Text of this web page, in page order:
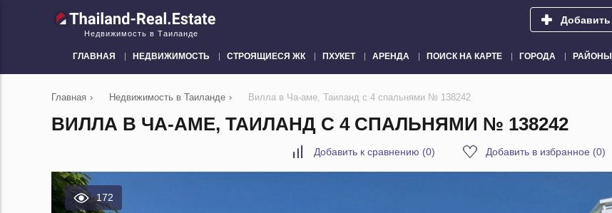
Недвижимость в Таиланде
ГЛАВНАЯ НЕДВИЖИМОСТЬ СТРОЯЩИЕСЯ ЖК ПХУКЕТ АРЕНДА ПОИСК НА КАРТЕ ГОРОДА РАЙОНЫ
Главная › Недвижимость в Таиланде › Вилла в Ча-аме, Таиланд с 4 спальнями № 138242
ВИЛЛА В ЧА-АМЕ, ТАИЛАНД С 4 СПАЛЬНЯМИ № 138242
Добавить к сравнению (0) Добавить в избранное (0)
172